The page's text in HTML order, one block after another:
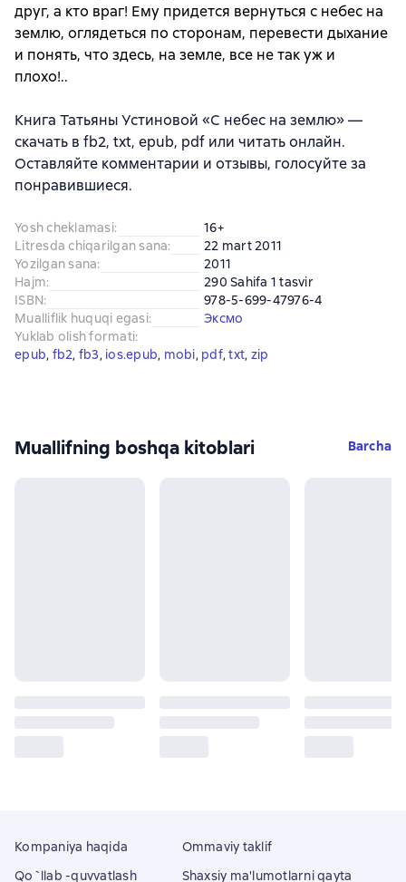
друг, а кто враг! Ему придется вернуться с небес на
землю, оглядеться по сторонам, перевести дыхание
и понять, что здесь, на земле, все не так уж и
плохо!..
Книга Татьяны Устиновой «С небес на землю» —
скачать в fb2, txt, epub, pdf или читать онлайн.
Оставляйте комментарии и отзывы, голосуйте за
понравившиеся.
Yosh cheklamasi:
16+
Litresda chiqarilgan sana:
22 mart 2011
Yozilgan sana:
2011
Hajm:
290 Sahifa 1 tasvir
ISBN:
978-5-699-47976-4
Mualliflik huquqi egasi:
Эксмо
Yuklab olish formati:
epub, fb2, fb3, ios.epub, mobi, pdf, txt, zip
Muallifning boshqa kitoblari Barcha
Kompaniya haqida
Qo`llab -quvvatlash
Ommaviy taklif
Shaxsiy ma'lumotlarni qayta